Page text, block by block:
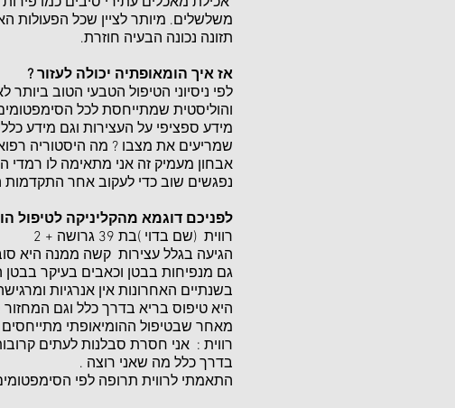
משלשלים. מיותר לציין שכל
תזונה נכונה הבעיה חוזרת.
אז איך הומאופתיה יכולה לעזור ?
לפי ניסיוני הטיפול הטבעי הטוב
והוליסטית שמתייחסת לכל
מידע ספציפי על העצירות וגם מידע
שמריעים את מצבו ? מה היסטוריה
אבחון מעמיק זה אני מתאימה לו
נפגשים שוב כדי לעקוב אחר התקדמות
לפניכם דוגמא מהקליניקה לטיפול
רווית (שם בדוי )בת 39 גרושה + 2
גם מנפיחות בבטן וכאבים בעיקר
בשנתיים האחרונות אין אנרגיות
היא טיפוס בריא בדרך כלל וגם המחזור
מאחר שבטיפול ההומיאופתי
רווית : אני חסרת סבלנות לעתים
בדרך כלל מה שאני רוצה .
התאמתי לרווית תרופה לפי